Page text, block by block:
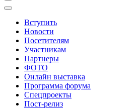
Вступить
Новости
Посетителям
Участникам
Партнеры
ФОТО
Онлайн выставка
Программа форума
Спецпроекты
Пост-релиз